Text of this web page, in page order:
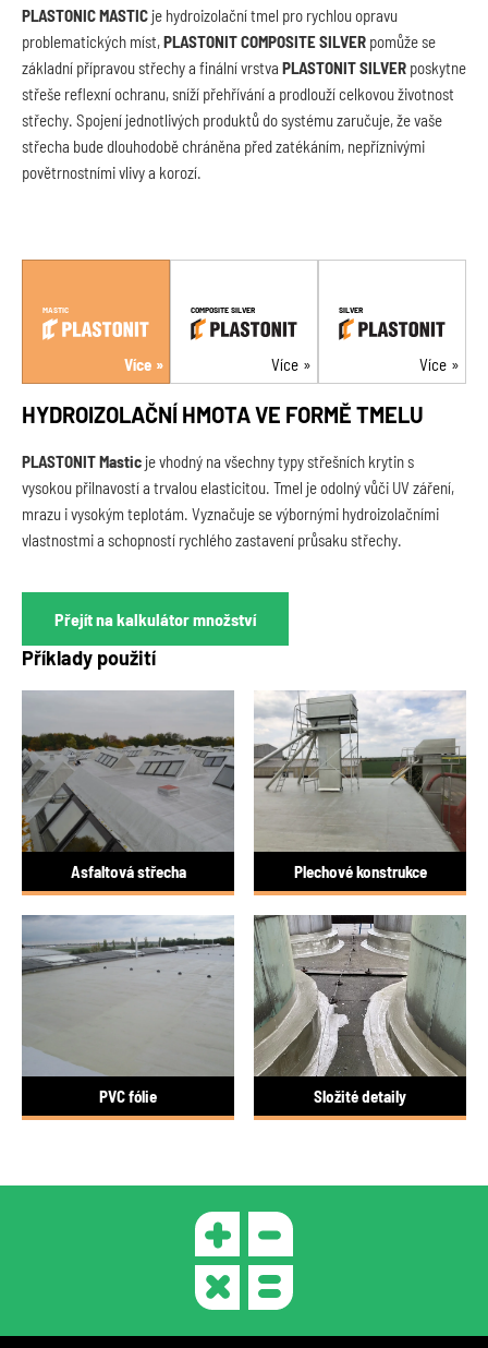
PLASTONIC MASTIC je hydroizolační tmel pro rychlou opravu
problematických míst,PLASTONIT COMPOSITE SILVER pomůže se
základní přípravou střechy a finální vrstva PLASTONIT SILVER poskytne
střeše reflexní ochranu, sníží přehřívání a prodlouží celkovou životnost
střechy. Spojení jednotlivých produktů do systému zaručuje, že vaše
střecha bude dlouhodobě chráněna před zatékáním, nepříznivými
povětrnostními vlivy a korozí.
MASTIC
Více
COMPOSITE SILVER
Více
SILVER
Více
HYDROIZOLAČNÍ HMOTA VE FORMĚ TMELU
PLASTONIT Mastic je vhodný na všechny typy střešních krytin s
vysokou přilnavostí a trvalou elasticitou. Tmel je odolný vůči UV záření,
mrazu i vysokým teplotám. Vyznačuje se výbornými hydroizolačními
vlastnostmi a schopností rychlého zastavení průsaku střechy.
Přejít na kalkulátor množství
Příklady použití
Asfaltová střecha Plechové konstrukce
PVC fólie Složité detaily